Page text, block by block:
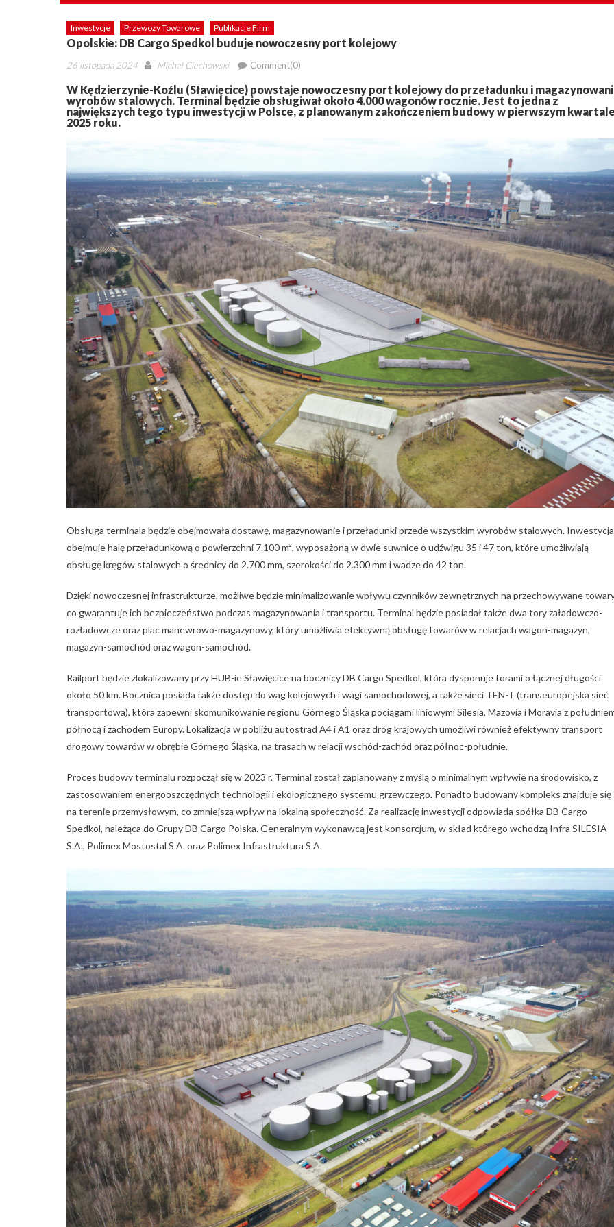
Inwestycje Przewozy Towarowe Publikacje Firm
Opolskie: DB Cargo Spedkol buduje nowoczesny port kolejowy
Posted
26 listopada 2024 Author
Michał Ciechowski Comment(0)
W Kędzierzynie-Koźlu (Sławięcice) powstaje nowoczesny port kolejowy do przeładunku i
wyrobów stalowych. Terminal będzie obsługiwał około 4.000 wagonów rocznie. Jest to jedna z
największych tego typu inwestycji w Polsce, z planowanym zakończeniem budowy w pierwszym
2025 roku.
Obsługa terminala będzie obejmowała dostawę, magazynowanie i przeładunki przede wszystkim wyrobów stalowych. Inwestycja
obejmuje halę przeładunkową o powierzchni 7.100 m², wyposażoną w dwie suwnice o udźwigu 35 i 47 ton, które umożliwiają
obsługę kręgów stalowych o średnicy do 2.700 mm, szerokości do 2.300 mm i wadze do 42 ton.
Dzięki nowoczesnej infrastrukturze, możliwe będzie minimalizowanie wpływu czynników zewnętrznych na przechowywane
co gwarantuje ich bezpieczeństwo podczas magazynowania i transportu. Terminal będzie posiadał także dwa tory załadowczo-
rozładowcze oraz plac manewrowo-magazynowy, który umożliwia efektywną obsługę towarów w relacjach wagon-magazyn,
magazyn-samochód oraz wagon-samochód.
Railport będzie zlokalizowany przy HUB-ie Sławięcice na bocznicy DB Cargo Spedkol, która dysponuje torami o łącznej długości
około 50 km. Bocznica posiada także dostęp do wag kolejowych i wagi samochodowej, a także sieci TEN-T (transeuropejska sieć
transportowa), która zapewni skomunikowanie regionu Górnego Śląska pociągami liniowymi Silesia, Mazovia i Moravia z
północą i zachodem Europy. Lokalizacja w pobliżu autostrad A4 i A1 oraz dróg krajowych umożliwi również efektywny transport
drogowy towarów w obrębie Górnego Śląska, na trasach w relacji wschód-zachód oraz północ-południe.
Proces budowy terminalu rozpoczął się w 2023 r. Terminal został zaplanowany z myślą o minimalnym wpływie na środowisko, z
zastosowaniem energooszczędnych technologii i ekologicznego systemu grzewczego. Ponadto budowany kompleks znajduje się
na terenie przemysłowym, co zmniejsza wpływ na lokalną społeczność. Za realizację inwestycji odpowiada spółka DB Cargo
Spedkol, należąca do Grupy DB Cargo Polska. Generalnym wykonawcą jest konsorcjum, w skład którego wchodzą Infra SILESIA
S.A., Polimex Mostostal S.A. oraz Polimex Infrastruktura S.A.